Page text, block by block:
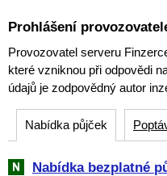
Prohlášení
Provozovatel serveru
které vzniknou při odpovědi
údajů je zodpovědný autor
Nabídka půjček
Nabídka bezplatné